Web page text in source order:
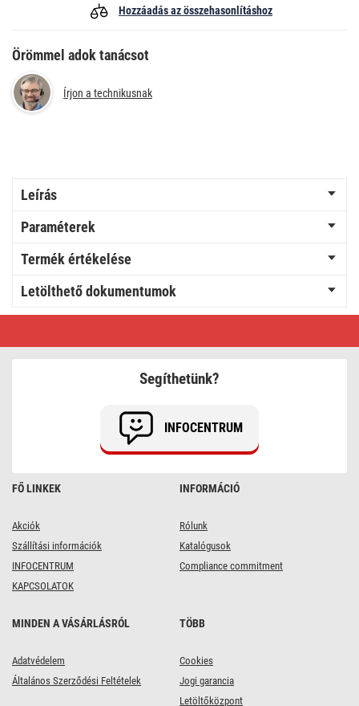
Hozzáadás az összehasonlításhoz
Örömmel adok tanácsot
Írjon a technikusnak
Leírás
Paraméterek
Termék értékelése
Letölthető dokumentumok
FŐ LINKEK
Akciók
Szállítási információk
INFOCENTRUM
KAPCSOLATOK
INFORMÁCIÓ
Rólunk
Katalógusok
Compliance commitment
MINDEN A VÁSÁRLÁSRÓL
Adatvédelem
Általános Szerződési Feltételek
TÖBB
Cookies
Jogi garancia
Letöltőközpont
Segíthetünk?
INFOCENTRUM